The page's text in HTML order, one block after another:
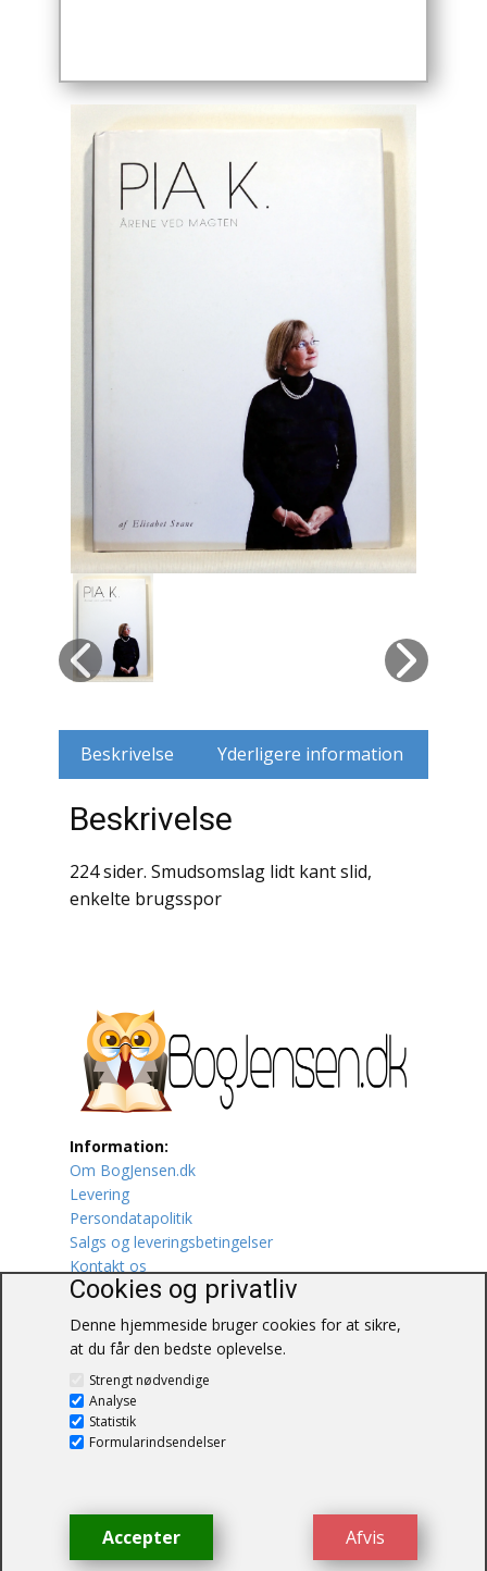
Drikkevare / Øl / Vin
Erhverv
Håndarbejde
Hobby
Hus / Have
Husdyr
Krige / Slag
Litteraturhistorie
Lokalhistorie / Topografi
Lystfiskeri
Mad
Musik
Mytologi / Sagn / Sagaer
Naturen
Oldtidskundskab
Beskrivelse Yderligere information
Beskrivelse
224 sider. Smudsomslag lidt kant slid,
enkelte brugsspor
Information:
Om BogJensen.dk
Levering
Persondatapolitik
Salgs og leveringsbetingelser
Kontakt os
Blåkærvej 25
6052 Viuf
Tlf.:60703190
© BogJensen.dk – Alle rettigheder
forbeholdes.
Cookies og privatliv
Denne hjemmeside bruger cookies for at sikre,
at du får den bedste oplevelse.
Strengt nødvendige
Analyse
Statistik
Formularindsendelser
Afvis
Accepter